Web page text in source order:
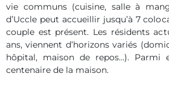
vie communs (cuisine, salle à
d’Uccle peut accueillir jusqu’à 7
couple est présent. Les résidents
ans, viennent d’horizons variés
hôpital, maison de repos…). Parmi
centenaire de la maison.